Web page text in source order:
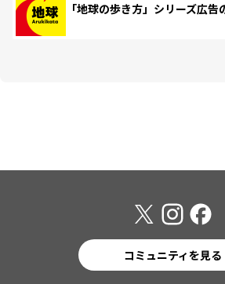
「地球の歩き方」シリーズ広告
コミュニティを見る